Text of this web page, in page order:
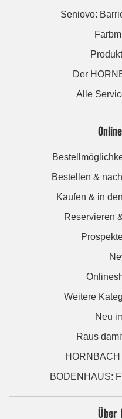
Seniovo:
Der
Alle
Bestellen &
Kaufen & in
Reservieren
Weitere
Neu
Raus
BODENHAUS:
Über